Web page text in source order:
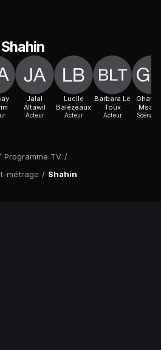
Programme TV /
métrage / Shahin
Jalal
Altawil
Acteur
Lucile
Balézeaux
Acteur
Barbara Le
Toux
Acteur